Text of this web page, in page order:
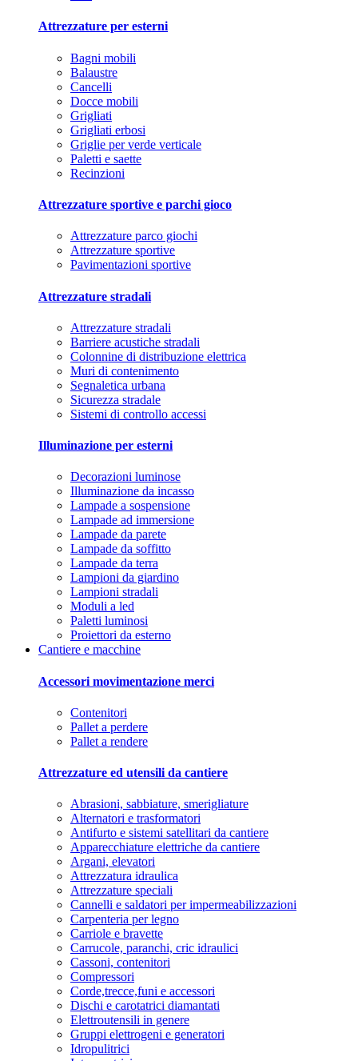
Attrezzature per esterni
Bagni mobili
Balaustre
Cancelli
Docce mobili
Grigliati
Grigliati erbosi
Griglie per verde verticale
Paletti e saette
Recinzioni
Attrezzature sportive e parchi gioco
Attrezzature parco giochi
Attrezzature sportive
Pavimentazioni sportive
Attrezzature stradali
Attrezzature stradali
Barriere acustiche stradali
Colonnine di distribuzione elettrica
Muri di contenimento
Segnaletica urbana
Sicurezza stradale
Sistemi di controllo accessi
Illuminazione per esterni
Decorazioni luminose
Illuminazione da incasso
Lampade a sospensione
Lampade ad immersione
Lampade da parete
Lampade da soffitto
Lampade da terra
Lampioni da giardino
Lampioni stradali
Moduli a led
Paletti luminosi
Proiettori da esterno
Cantiere e macchine
Accessori movimentazione merci
Contenitori
Pallet a perdere
Pallet a rendere
Attrezzature ed utensili da cantiere
Abrasioni, sabbiature, smerigliature
Alternatori e trasformatori
Antifurto e sistemi satellitari da cantiere
Apparecchiature elettriche da cantiere
Argani, elevatori
Attrezzatura idraulica
Attrezzature speciali
Cannelli e saldatori per impermeabilizzazioni
Carpenteria per legno
Carriole e bravette
Carrucole, paranchi, cric idraulici
Cassoni, contenitori
Compressori
Corde,trecce,funi e accessori
Dischi e carotatrici diamantati
Elettroutensili in genere
Gruppi elettrogeni e generatori
Idropulitrici